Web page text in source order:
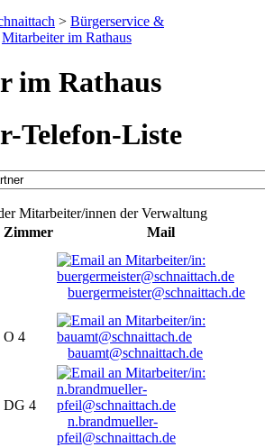
> Bürgerservice &
Mitarbeiter im Rathaus
im Rathaus
Telefon-Liste
Mitarbeiter/innen der Verwaltung
Zimmer
Mail
buergermeister@schnaittach.de
O 4
bauamt@schnaittach.de
DG 4
n.brandmueller-
pfeil@schnaittach.de